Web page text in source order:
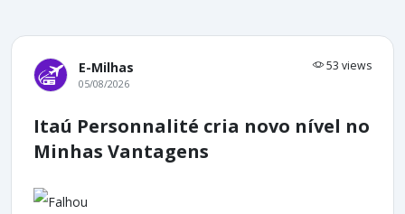
E-Milhas 53 views
05/08/2026
Itaú Personnalité cria novo nível no
Minhas Vantagens